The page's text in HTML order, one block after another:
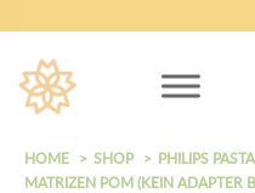
HOME SHOP
PHILIPS
MATRIZEN POM (KEIN ADAPTER